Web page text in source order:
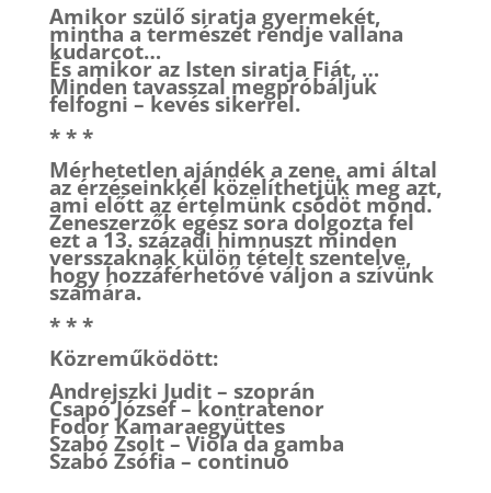
Amikor szülő siratja gyermekét,
mintha a természet rendje vallana
kudarcot…
És amikor az Isten siratja Fiát, …
Minden tavasszal megpróbáljuk
felfogni – kevés sikerrel.
* * *
Mérhetetlen ajándék a zene, ami által
az érzéseinkkel közelíthetjük meg azt,
ami előtt az értelmünk csődöt mond.
Zeneszerzők egész sora dolgozta fel
ezt a 13. századi himnuszt minden
versszaknak külön tételt szentelve,
hogy hozzáférhetővé váljon a szívünk
számára.
* * *
Közreműködött:
Andrejszki Judit – szoprán
Csapó József – kontratenor
Fodor Kamaraegyüttes
Szabó Zsolt – Viola da gamba
Szabó Zsófia – continuo